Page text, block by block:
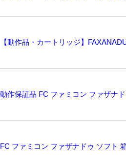
FC ファミコン ファザナドゥ ソフト